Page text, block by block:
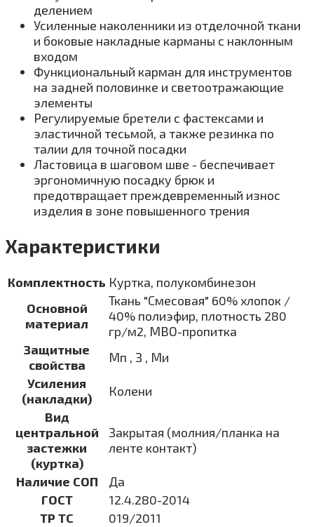
делением
Усиленные наколенники из отделочной ткани
и боковые накладные карманы с наклонным
входом
Функциональный карман для инструментов
на задней половинке и светоотражающие
элементы
Регулируемые бретели с фастексами и
эластичной тесьмой, а также резинка по
талии для точной посадки
Ластовица в шаговом шве - беспечивает
эргономичную посадку брюк и
предотвращает преждевременный износ
изделия в зоне повышенного трения
Характеристики
Комплектность Куртка, полукомбинезон
Основной
материал
Ткань "Смесовая" 60% хлопок /
40% полиэфир, плотность 280
гр/м2, МВО-пропитка
Защитные
свойства
Мп , З , Ми
Усиления
(накладки)
Колени
Вид
центральной
застежки
(куртка)
Закрытая (молния/планка на
ленте контакт)
Наличие СОП
Да
ГОСТ
12.4.280-2014
ТР ТС
019/2011